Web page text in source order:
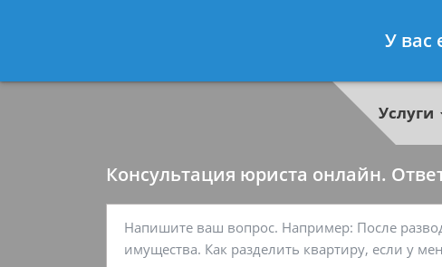
- Специалист по
Услуги
Консультация юриста онлайн.
У вас